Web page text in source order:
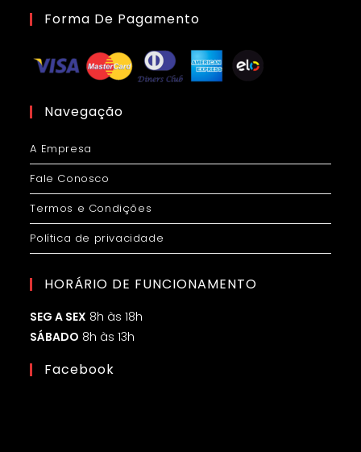
Forma De Pagamento
Navegação
A Empresa
Fale Conosco
Termos e Condições
Política de privacidade
HORÁRIO DE FUNCIONAMENTO
SEG A SEX 8h às 18h
SÁBADO 8h às 13h
Facebook